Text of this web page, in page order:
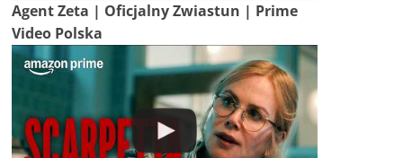
Agent Zeta | Oficjalny Zwiastun | Prime
Video Polska